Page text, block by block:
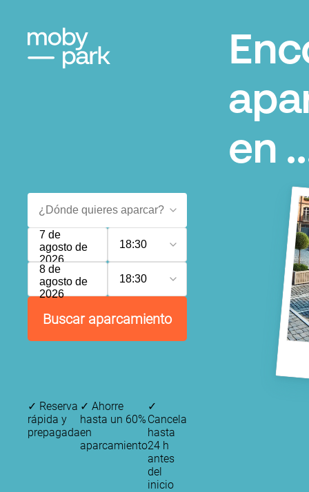
en
7 de
agosto de
2026
18:30
8 de
agosto de
2026
18:30
Buscar aparcamiento
✓ Reserva
rápida y
prepagada
✓ Ahorre
hasta un 60%
en
aparcamiento
✓
Cancela
hasta
24 h
antes
del
inicio